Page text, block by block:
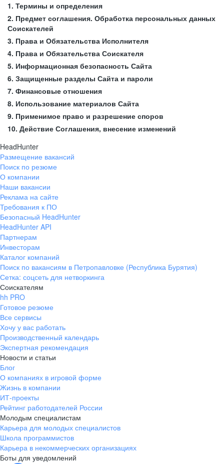
1. Термины и определения
2. Предмет соглашения. Обработка персональных данных
Соискателей
3. Права и Обязательства Исполнителя
4. Права и Обязательства Соискателя
5. Информационная безопасность Сайта
6. Защищенные разделы Сайта и пароли
7. Финансовые отношения
8. Использование материалов Сайта
9. Применимое право и разрешение споров
10. Действие Соглашения, внесение изменений
HeadHunter
Размещение вакансий
Поиск по резюме
О компании
Наши вакансии
Реклама на сайте
Требования к ПО
Безопасный HeadHunter
HeadHunter API
Партнерам
Инвесторам
Каталог компаний
Поиск по вакансиям в Петропавловке (Республика Бурятия)
Сетка: соцсеть для нетворкинга
Соискателям
hh PRO
Готовое резюме
Все сервисы
Хочу у вас работать
Производственный календарь
Экспертная рекомендация
Новости и статьи
Блог
О компаниях в игровой форме
Жизнь в компании
ИТ-проекты
Рейтинг работодателей России
Молодым специалистам
Карьера для молодых специалистов
Школа программистов
Карьера в некоммерческих организациях
Боты для уведомлений